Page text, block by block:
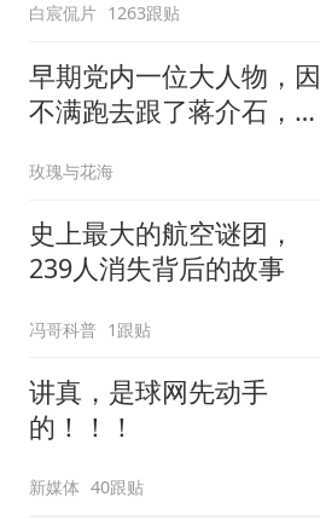
白宸侃片 1263跟贴
早期党内一位大人物，因
不满跑去跟了蒋介石，不
玫瑰与花海
史上最大的航空谜团，
239人消失背后的故事
冯哥科普 1跟贴
讲真，是球网先动手
的！！！
新媒体 40跟贴